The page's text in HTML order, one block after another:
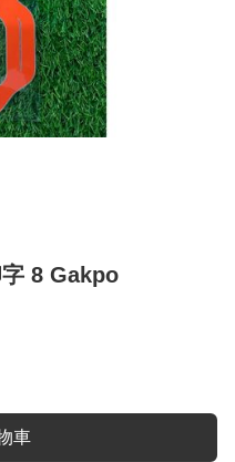
8 Gakpo
車